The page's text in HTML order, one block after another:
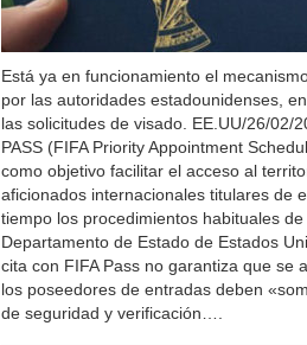
Está ya en funcionamiento el
por las autoridades estadounidenses,
las solicitudes de visado. EE.UU/26/02/
PASS (FIFA Priority Appointment
como objetivo facilitar el acceso al
aficionados internacionales titulares de
tiempo los procedimientos habituales
Departamento de Estado de Estados
cita con FIFA Pass no garantiza que se
los poseedores de entradas deben
de seguridad y verificación….